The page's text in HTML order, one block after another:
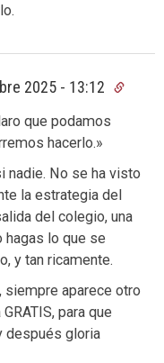
2025 - 13:12
que podamos
hacerlo.»
nadie. No se ha visto
la estrategia del
del colegio, una
hagas lo que se
y tan ricamente.
siempre aparece otro
para que
después gloria